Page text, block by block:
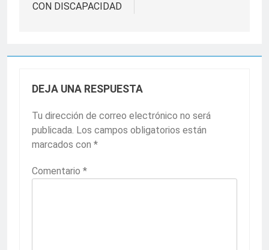
CON DISCAPACIDAD
DEJA UNA RESPUESTA
Tu dirección de correo electrónico no será
publicada. Los campos obligatorios están
marcados con *
Comentario *